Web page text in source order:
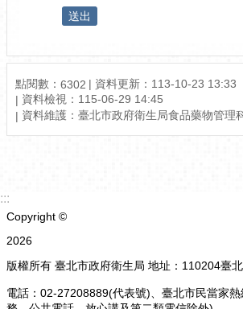
點閱數： 6302
資料更新：113-10-23 13:33
資料檢視：115-06-29 14:45
資料維護：臺北市政府衛生局食品藥物管理
:::
Copyright ©
2026
版權所有 臺北市政府衛生局 地址：110204臺
電話：02-27208889(代表號)、臺北市民當家